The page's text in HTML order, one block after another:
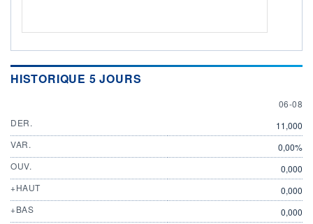
HISTORIQUE 5 JOURS
6
06-08
DER.
11,000
VAR.
0,00%
OUV.
0,000
+HAUT
0,000
+BAS
0,000